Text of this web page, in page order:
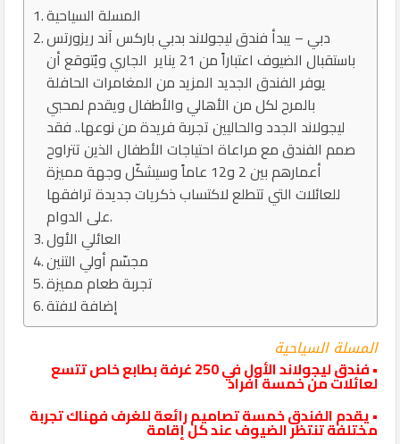
المسلة السياحية
دبي – يبدأ فندق ليجولاند بدبي باركس آند ريزورتس
باستقبال الضيوف اعتباراً من 21 يناير الجاري ويُتوقع أن
يوفر الفندق الجديد المزيد من المغامرات الحافلة
بالمرح لكل من الأهالي والأطفال ويقدم لمحبي
ليجولاند الجدد والحاليين تجربة فريدة من نوعها.. فقد
صمم الفندق مع مراعاة احتياجات الأطفال الذين تتراوح
أعمارهم بين 2 و12 عاماً وسيشكّل وجهة مميزة
للعائلات التي تتطلع لاكتساب ذكريات جديدة ترافقها
على الدوام.
العائلي الأول
مجسّم أولي التنين
تجربة طعام مميزة
إضافة لافتة
المسلة السياحية
• فندق ليجولاند الأول في 250 غرفة بطابع خاص تتسع
لعائلات من خمسة أفراد
• يقدم الفندق خمسة تصاميم رائعة للغرف فهناك تجربة
مختلفة تنتظر الضيوف عند كل إقامة